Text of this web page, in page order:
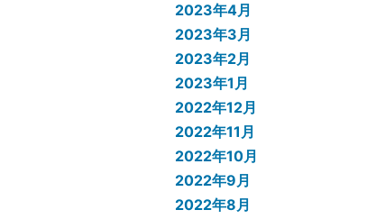
2023年4月
2023年3月
2023年2月
2023年1月
2022年12月
2022年11月
2022年10月
2022年9月
2022年8月